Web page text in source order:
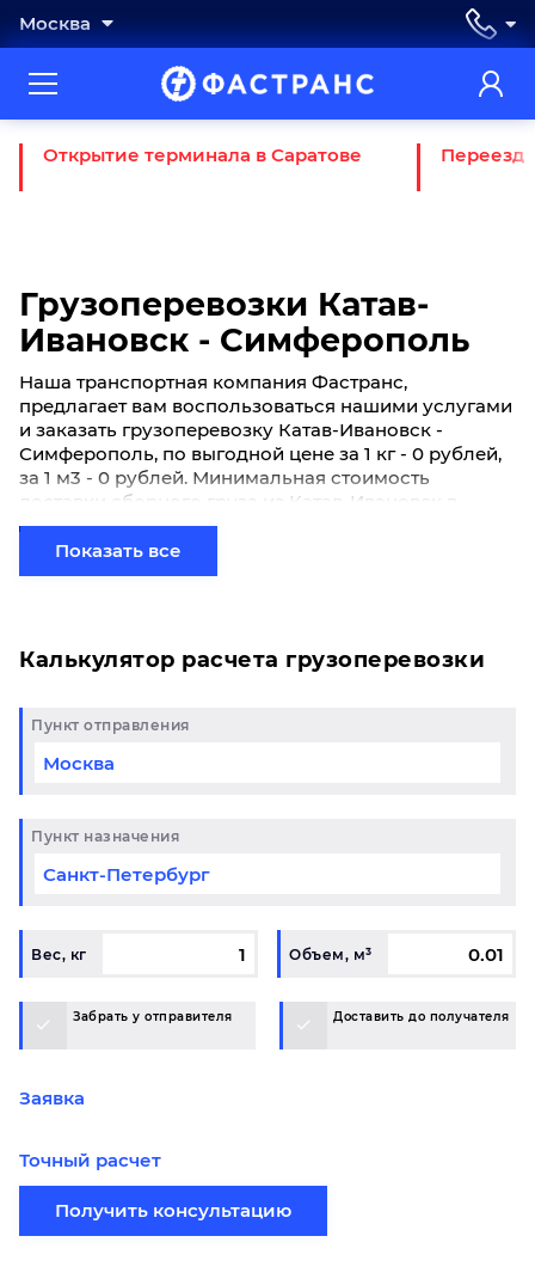
Москва
Открытие терминала в Саратове Переезд
Грузоперевозки Катав-
Ивановск - Симферополь
Наша транспортная компания Фастранс,
предлагает вам воспользоваться нашими услугами
и заказать грузоперевозку Катав-Ивановск -
Симферополь, по выгодной цене за 1 кг - 0 рублей,
за 1 м3 - 0 рублей. Минимальная стоимость
доставки сборного груза из Катав-Ивановск в
Симферополь начинается от 0 рублей. Если вы
хотите отправить свой груз сборной партией по
готовому маршруту в Симферополь и у вас
Показать все
Калькулятор расчета грузоперевозки
Пункт отправления
Пункт назначения
Вес, кг Объем, м³
Забрать у отправителя Доставить до получателя
Заявка
Точный расчет
Получить консультацию